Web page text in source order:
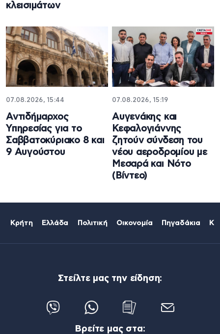
κλεισιμάτων
07.08.2026, 15:44
Αντιδήμαρχος
Υπηρεσίας για το
Σαββατοκύριακο 8 και
9 Αυγούστου
07.08.2026, 15:19
Αυγενάκης και
Κεφαλογιάννης
ζητούν σύνδεση του
νέου αεροδρομίου με
Μεσαρά και Νότο
(Βίντεο)
Κρήτη Ελλάδα Πολιτική Οικονομία Πηγαδάκια
Στείλτε μας την είδηση:
Βρείτε μας στα: